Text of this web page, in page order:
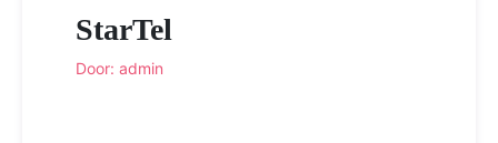
StarTel
Door: admin